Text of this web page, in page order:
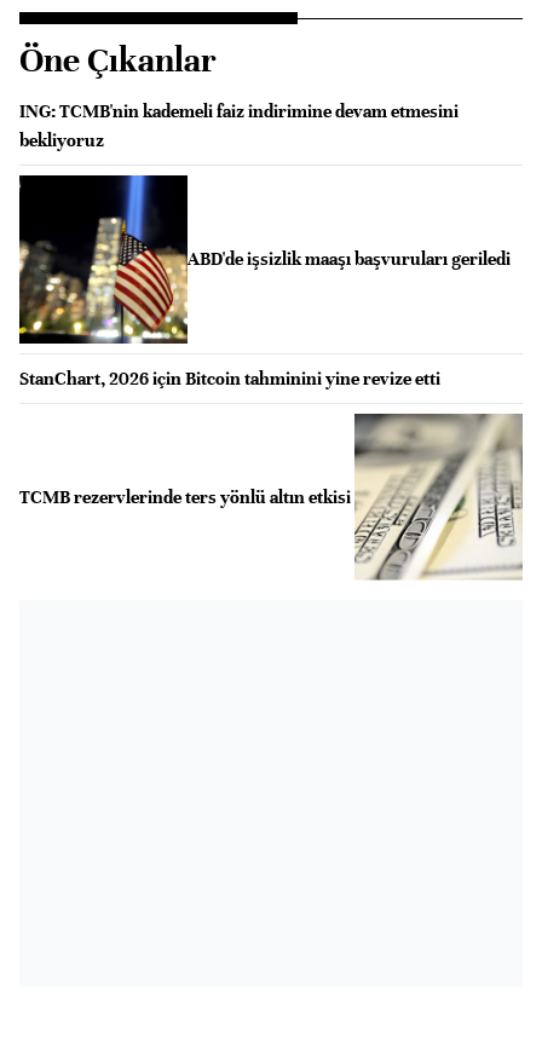
Öne Çıkanlar
ING: TCMB'nin kademeli faiz indirimine devam etmesini
bekliyoruz
ABD'de işsizlik maaşı başvuruları geriledi
StanChart, 2026 için Bitcoin tahminini yine revize etti
TCMB rezervlerinde ters yönlü altın etkisi